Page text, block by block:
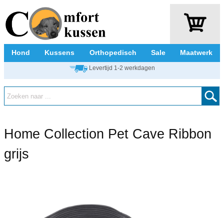
Hond Kussens Orthopedisch Sale Maatwerk
Levertijd 1-2 werkdagen
Home Collection Pet Cave Ribbon
grijs